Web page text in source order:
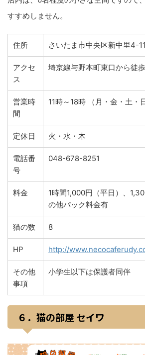
すすめしません。
住所 さいたま市中央区新中里4-
アクセ
ス
埼京線与野本町東口から徒
営業時
間
11時～18時 （月・金・土・
定休日 火・水・木
電話番
号
048-678-8251
料金
1時間1,000円（平日）、
の他パック料金有
猫の数 8
HP http://
その他
事項
小学生以下は保護者同伴
６．猫の部屋 セイワ